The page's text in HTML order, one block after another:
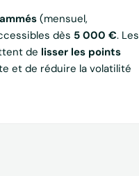
(mensuel,
dès 5 000 €. Les
de lisser les points
et de réduire la volatilité